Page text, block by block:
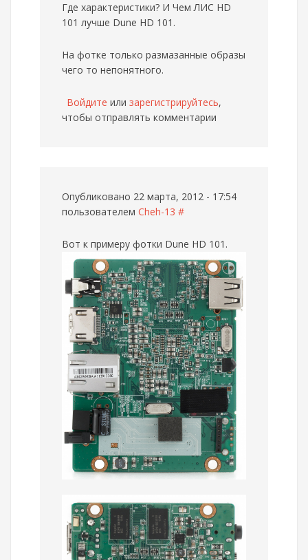
Где характеристики? И Чем ЛИС HD
101 лучше Dune HD 101.
На фотке только размазанные образы
чего то непонятного.
Войдите или зарегистрируйтесь,
чтобы отправлять комментарии
Опубликовано 22 марта, 2012 - 17:54
пользователем Cheh-13 #
Вот к примеру фотки Dune HD 101.